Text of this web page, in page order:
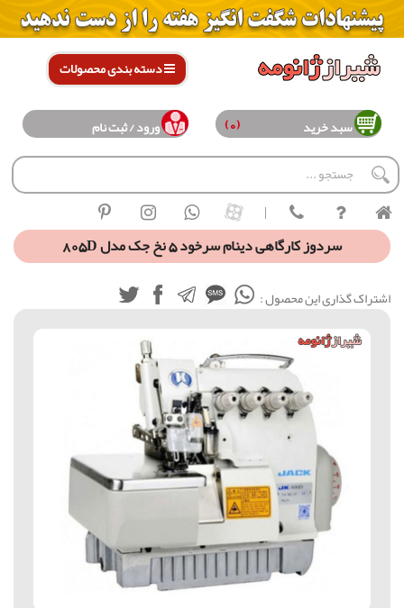
دسته بندی محصولات
سبد خرید (0) ورود / ثبت نام
|
سردوز کارگاهی دینام سرخود 5 نخ جک مدل 805D
اشتراک گذاری این محصول :